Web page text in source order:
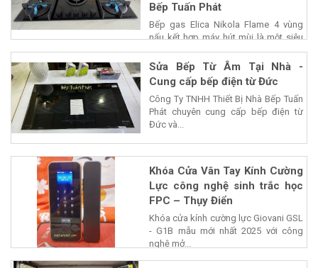
Bếp Tuấn Phát
Bếp gas Elica Nikola Flame 4 vùng
nấu kết hợp máy hút mùi là một siêu
phẩm của...
Sửa Bếp Từ Âm Tại Nhà -
Cung cấp bếp điện từ Đức
Công Ty TNHH Thiết Bị Nhà Bếp Tuấn
Phát chuyên cung cấp bếp điện từ
Đức và...
Khóa Cửa Vân Tay Kính Cường
Lực công nghệ sinh trắc học
FPC – Thụy Điển
Khóa cửa kính cường lực Giovani GSL
- G1B mẫu mới nhất 2025 với công
nghệ mở...